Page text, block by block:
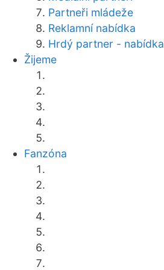
Partneři mládeže
Reklamní nabídka
Hrdý partner - nabídka
Žijeme
Fanzóna